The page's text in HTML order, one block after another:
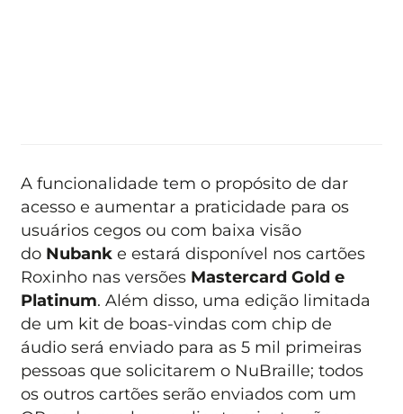
A funcionalidade tem o propósito de dar
acesso e aumentar a praticidade para os
usuários cegos ou com baixa visão
do Nubanke estará disponível nos cartões
Roxinho nas versões Mastercard Gold e
Platinum. Além disso, uma edição limitada
de um kit de boas-vindas com chip de
áudio será enviado para as 5 mil primeiras
pessoas que solicitarem o NuBraille; todos
os outros cartões serão enviados com um